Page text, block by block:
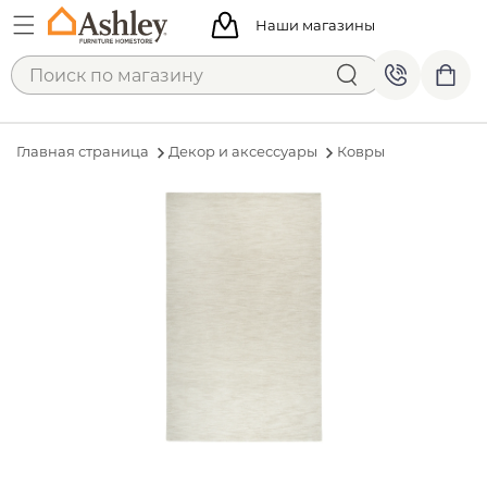
Наши магазины
Главная страница Декор и аксессуары Ковры